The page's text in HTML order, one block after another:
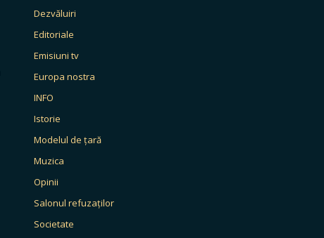
Dezvăluiri
Editoriale
Emisiuni tv
Europa nostra
INFO
Istorie
Modelul de țară
Muzica
Opinii
Salonul refuzaților
Societate